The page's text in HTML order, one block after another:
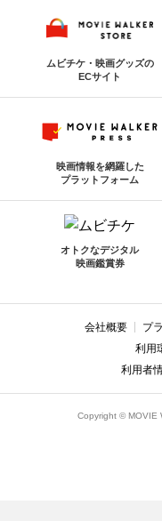
ムビチケ・映画グッズの
ECサイト
映画情報を網羅した
プラットフォーム
オトクなデジタル
映画鑑賞券
会社概要 プ
利用
利用者
Copyright © MOVIE